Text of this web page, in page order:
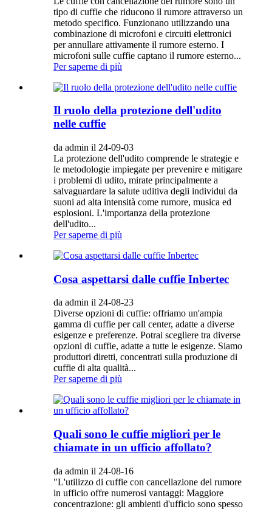
tipo di cuffie che riducono il rumore attraverso un
metodo specifico. Funzionano utilizzando una
combinazione di microfoni e circuiti elettronici
per annullare attivamente il rumore esterno. I
microfoni sulle cuffie captano il rumore esterno...
Per saperne di più
Il ruolo della protezione dell'udito
nelle cuffie
da admin il 24-09-03
La protezione dell'udito comprende le strategie e
le metodologie impiegate per prevenire e mitigare
i problemi di udito, mirate principalmente a
salvaguardare la salute uditiva degli individui da
suoni ad alta intensità come rumore, musica ed
esplosioni. L'importanza della protezione
dell'udito...
Per saperne di più
Cosa aspettarsi dalle cuffie Inbertec
da admin il 24-08-23
Diverse opzioni di cuffie: offriamo un'ampia
gamma di cuffie per call center, adatte a diverse
esigenze e preferenze. Potrai scegliere tra diverse
opzioni di cuffie, adatte a tutte le esigenze. Siamo
produttori diretti, concentrati sulla produzione di
cuffie di alta qualità...
Per saperne di più
Quali sono le cuffie migliori per le
chiamate in un ufficio affollato?
da admin il 24-08-16
"L'utilizzo di cuffie con cancellazione del rumore
in ufficio offre numerosi vantaggi: Maggiore
concentrazione: gli ambienti d'ufficio sono spesso